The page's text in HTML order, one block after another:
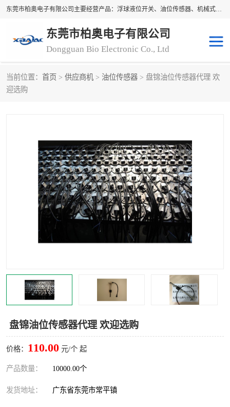
东莞市柏奥电子有限公司主要经营产品：浮球液位开关、油位传感器、机械式油表、浮球液位计、水位控制浮球阀、料位开关，水流开关、油水位控制配套仪表等。柏奥电子，您可信赖的合作伙伴
东莞市柏奥电子有限公司
Dongguan Bio Electronic Co., Ltd
当前位置： 首页 > 供应商机 > 油位传感器 > 盘锦油位传感器代理 欢
迎选购
盘锦油位传感器代理 欢迎选购
价格： 110.00 元/个 起
产品数量： 10000.00个
发货地址： 广东省东莞市常平镇
浮球液位开关
料位开关 油位表
磁性浮球 浮球阀
磁翻板液位计 转速表